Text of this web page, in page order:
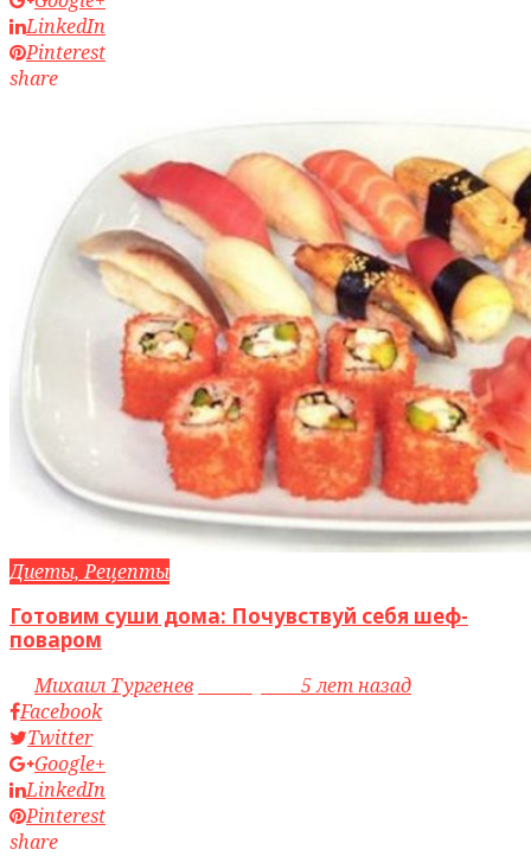
LinkedIn
Pinterest
share
Диеты, Рецепты
Готовим суши дома: Почувствуй себя шеф-
поваром
byМихаил Тургенев
5 лет назад
Facebook
Twitter
Google+
LinkedIn
Pinterest
share